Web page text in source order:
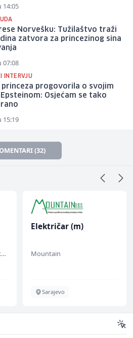
14:05
Norvešku: Tužilaštvo traži
zatvora za princezinog sina
07:08
INTERVJU
princeza progovorila o svojim
Osjećam se tako
15:19
(32)
Embers Call Center & Marketing
Električar (m)
Mountain
Sarajevo